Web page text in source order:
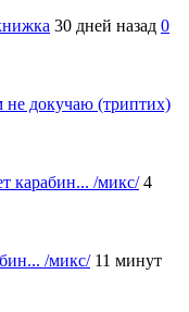
30 дней назад 0
не докучаю (триптих)
карабин... /микс/ 4
/микс/ 11 минут